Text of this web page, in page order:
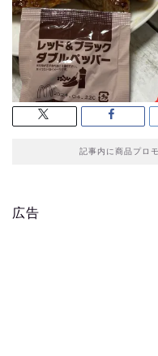
記事内に商品プロ
広告